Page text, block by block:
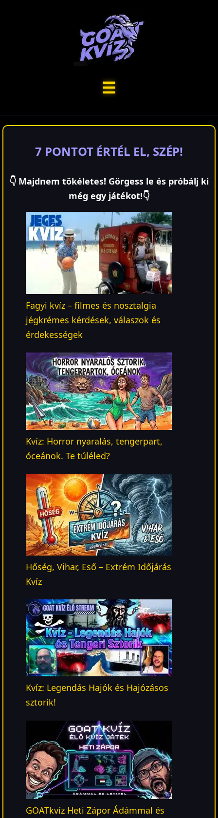
☰
7 PONTOT ÉRTÉL EL, SZÉP!
👇 Majdnem tökéletes! Görgess le és próbálj ki
még egy játékot!👇
Fagyi kvíz – filmes és nosztalgia
jégkrémes kérdések, válaszok és
érdekességek
Kvíz: Horror nyaralás, tengerpart,
óceánok. Te túléled?
Hőség, Vihar, Eső – Extrém Időjárás
Kvíz
Kvíz: Legendás Hajók és Hajózásos
sztorik!
GOATkvíz Heti Zápor Ádámmal és